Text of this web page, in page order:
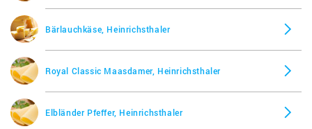
Bärlauchkäse, Heinrichsthaler
Royal Classic Maasdamer, Heinrichsthaler
Elbländer Pfeffer, Heinrichsthaler